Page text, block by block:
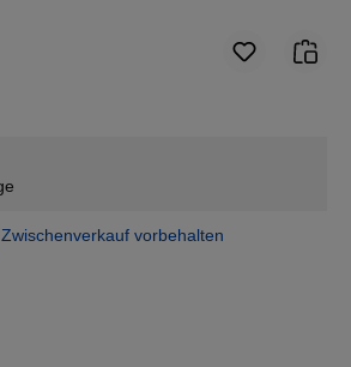
vorbehalten